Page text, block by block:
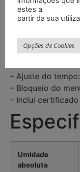
– Peso mínimo
– Volume
– Temperatura
°C
– Ajuste do
– Bloqueio do
– Inclui
Umidade
absoluta
estes a
partir da sua
Opções de Cookies